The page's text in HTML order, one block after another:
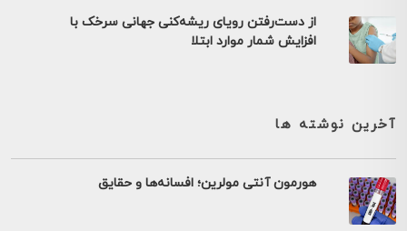
از دست‌رفتن رویای ریشه‌کنی جهانی سرخک با
افزایش شمار موارد ابتلا
آخرین نوشته ها
هورمون آنتی مولرین؛ افسانه‌ها و حقایق